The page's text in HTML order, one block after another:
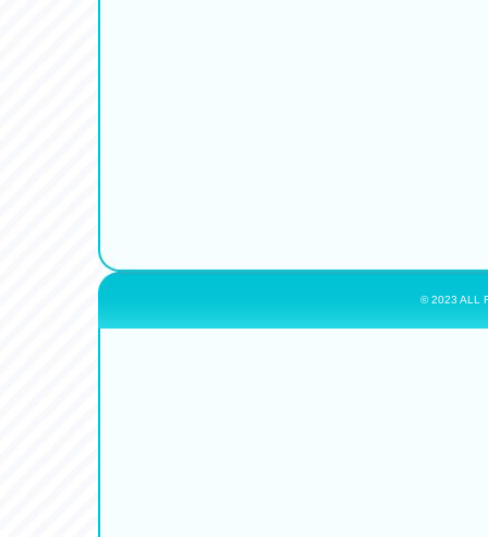
© 2023 ALL